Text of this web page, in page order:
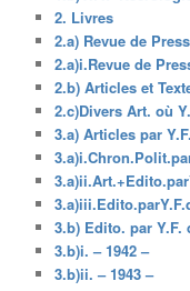
2. Livres
2.a) Revue de
2.a)i.Revue de
2.b) Articles et
2.c)Divers Art. où
3.a) Articles par
3.b) Edito. par Y.F.
3.b)i. – 1942 –
3.b)ii. – 1943 –